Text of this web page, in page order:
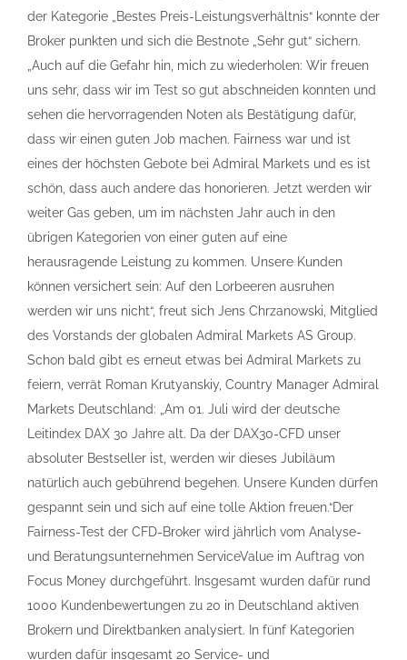
der Kategorie „Bestes Preis-Leistungsverhältnis“ konnte der
Broker punkten und sich die Bestnote „Sehr gut“ sichern.
„Auch auf die Gefahr hin, mich zu wiederholen: Wir freuen
uns sehr, dass wir im Test so gut abschneiden konnten und
sehen die hervorragenden Noten als Bestätigung dafür,
dass wir einen guten Job machen. Fairness war und ist
eines der höchsten Gebote bei Admiral Markets und es ist
schön, dass auch andere das honorieren. Jetzt werden wir
weiter Gas geben, um im nächsten Jahr auch in den
übrigen Kategorien von einer guten auf eine
herausragende Leistung zu kommen. Unsere Kunden
können versichert sein: Auf den Lorbeeren ausruhen
werden wir uns nicht“, freut sich Jens Chrzanowski, Mitglied
des Vorstands der globalen Admiral Markets AS Group.
Schon bald gibt es erneut etwas bei Admiral Markets zu
feiern, verrät Roman Krutyanskiy, Country Manager Admiral
Markets Deutschland: „Am 01. Juli wird der deutsche
Leitindex DAX 30 Jahre alt. Da der DAX30-CFD unser
absoluter Bestseller ist, werden wir dieses Jubiläum
natürlich auch gebührend begehen. Unsere Kunden dürfen
gespannt sein und sich auf eine tolle Aktion freuen.“Der
Fairness-Test der CFD-Broker wird jährlich vom Analyse-
und Beratungsunternehmen ServiceValue im Auftrag von
Focus Money durchgeführt. Insgesamt wurden dafür rund
1000 Kundenbewertungen zu 20 in Deutschland aktiven
Brokern und Direktbanken analysiert. In fünf Kategorien
wurden dafür insgesamt 20 Service- und